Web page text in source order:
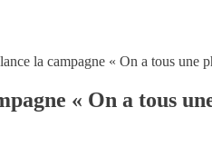
la campagne « On a tous une
« On a tous